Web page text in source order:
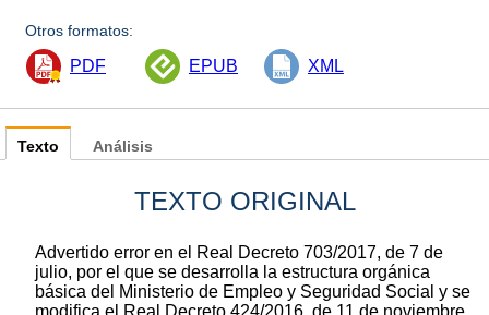
Otros formatos:
PDF EPUB XML
Texto
TEXTO ORIGINAL
Advertido error en el Real Decreto 703/2017, de 7 de
julio, por el que se desarrolla la estructura orgánica
básica del Ministerio de Empleo y Seguridad Social y se
Análisis